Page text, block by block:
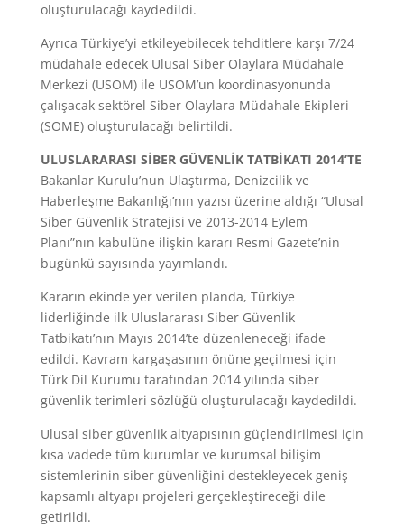
oluşturulacağı kaydedildi.
Ayrıca Türkiye’yi etkileyebilecek tehditlere karşı 7/24
müdahale edecek Ulusal Siber Olaylara Müdahale
Merkezi (USOM) ile USOM’un koordinasyonunda
çalışacak sektörel Siber Olaylara Müdahale Ekipleri
(SOME) oluşturulacağı belirtildi.
ULUSLARARASI SİBER GÜVENLİK TATBİKATI 2014’TE
Bakanlar Kurulu’nun Ulaştırma, Denizcilik ve
Haberleşme Bakanlığı’nın yazısı üzerine aldığı “Ulusal
Siber Güvenlik Stratejisi ve 2013-2014 Eylem
Planı”nın kabulüne ilişkin kararı Resmi Gazete’nin
bugünkü sayısında yayımlandı.
Kararın ekinde yer verilen planda, Türkiye
liderliğinde ilk Uluslararası Siber Güvenlik
Tatbikatı’nın Mayıs 2014’te düzenleneceği ifade
edildi. Kavram kargaşasının önüne geçilmesi için
Türk Dil Kurumu tarafından 2014 yılında siber
güvenlik terimleri sözlüğü oluşturulacağı kaydedildi.
Ulusal siber güvenlik altyapısının güçlendirilmesi için
kısa vadede tüm kurumlar ve kurumsal bilişim
sistemlerinin siber güvenliğini destekleyecek geniş
kapsamlı altyapı projeleri gerçekleştireceği dile
getirildi.